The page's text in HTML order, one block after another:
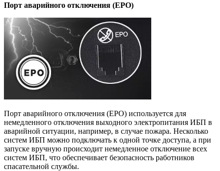
Порт аварийного отключения (EPO)
Порт аварийного отключения (EPO) используется для
немедленного отключения выходного электропитания ИБП в
аварийной ситуации, например, в случае пожара. Несколько
систем ИБП можно подключать к одной точке доступа, а при
запуске вручную происходит немедленное отключение всех
систем ИБП, что обеспечивает безопасность работников
спасательной службы.